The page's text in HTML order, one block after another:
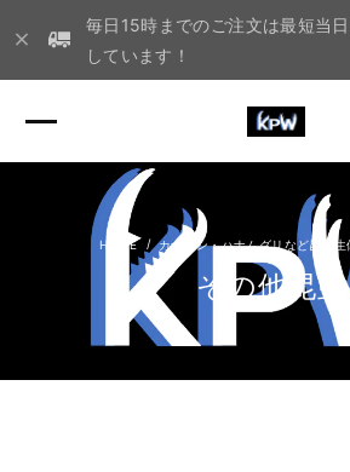
毎日15時までのご注文は最短当
しています！
カナブン・ハナムグリなど昆虫生
その他昆虫